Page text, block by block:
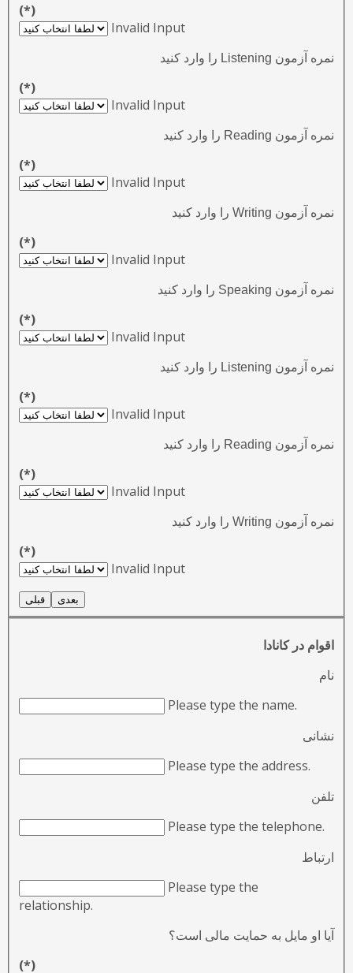
(*)
Invalid Input
نمره آزمون Listening را وارد کنید
(*)
Invalid Input
نمره آزمون Reading را وارد کنید
(*)
Invalid Input
نمره آزمون Writing را وارد کنید
(*)
Invalid Input
نمره آزمون Speaking را وارد کنید
(*)
Invalid Input
نمره آزمون Listening را وارد کنید
(*)
Invalid Input
نمره آزمون Reading را وارد کنید
(*)
Invalid Input
نمره آزمون Writing را وارد کنید
(*)
Invalid Input
قبلی بعدی
اقوام در کانادا
نام
Please type the name.
نشانی
Please type the address.
تلفن
Please type the telephone.
ارتباط
Please type the
relationship.
آیا او مایل به حمایت مالی است؟
(*)